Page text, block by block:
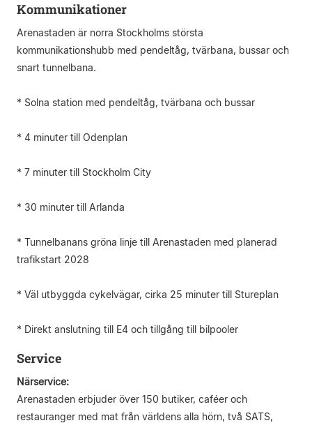
Kommunikationer
Arenastaden är norra Stockholms största
kommunikationshubb med pendeltåg, tvärbana, bussar och
snart tunnelbana.
* Solna station med pendeltåg, tvärbana och bussar
* 4 minuter till Odenplan
* 7 minuter till Stockholm City
* 30 minuter till Arlanda
* Tunnelbanans gröna linje till Arenastaden med planerad
trafikstart 2028
* Väl utbyggda cykelvägar, cirka 25 minuter till Stureplan
* Direkt anslutning till E4 och tillgång till bilpooler
Service
Närservice:
Arenastaden erbjuder över 150 butiker, caféer och
restauranger med mat från världens alla hörn, två SATS,